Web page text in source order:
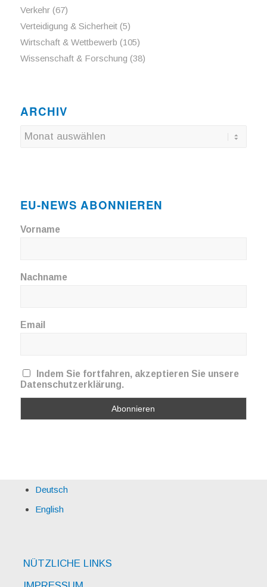
Verkehr(67)
Verteidigung & Sicherheit(5)
Wirtschaft & Wettbewerb (105)
Wissenschaft & Forschung (38)
ARCHIV
EU-NEWS ABONNIEREN
Vorname
Nachname
Email
Indem Sie fortfahren, akzeptieren Sie unsere
Datenschutzerklärung.
Deutsch
English
NÜTZLICHE LINKS